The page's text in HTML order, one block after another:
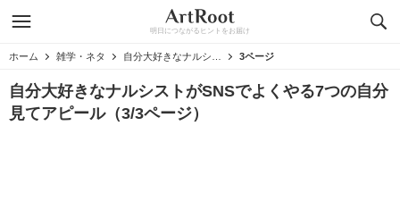
明日につながるヒントをお届け
ホーム 雑学・ネタ 3ページ
自分大好きなナルシストがSNSでよくやる7つの自分
見てアピール（3/3ページ）